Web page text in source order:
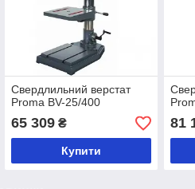
Свердлильний верстат
Proma BV-25/400
65 309₴
Купити
81